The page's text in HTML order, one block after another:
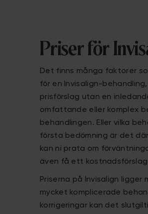
Priser för
Det finns många faktorer
för en Invisalign-
prisförslag utan en
omfattande eller komplex
behandlingen. Eller vilka
första bedömning är det
kan ni prata om
även få ett
Priserna på Invisalign
ligger
mycket komplicerade
korrigeringar kan det